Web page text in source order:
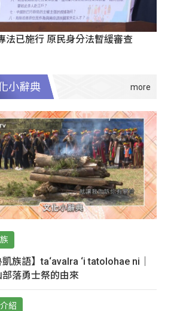
法已施行 原民身分法暫緩審查
小辭典
凱族語】ta‘avalra ‘i tatolohae ni｜
部落勇士祭的由來
紹